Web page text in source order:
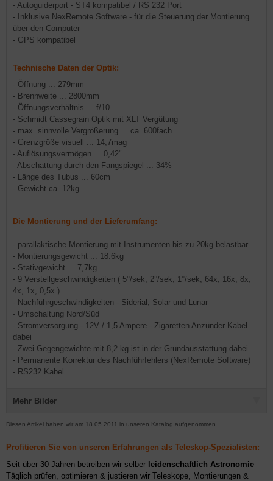
- Autoguiderport - ST4 kompatibel / RS 232 Port
- Inklusive NexRemote Software - für die Steuerung der Montierung
über den Computer
- GPS kompatibel
Technische Daten der Optik:
- Öffnung ... 279mm
- Brennweite ... 2800mm
- Öffnungsverhältnis ... f/10
- Schmidt Cassegrain Optik mit XLT Vergütung
- max. sinnvolle Vergrößerung ... ca. 600fach
- Grenzgröße visuell ... 14,7mag
- Auflösungsvermögen ... 0,42"
- Abschattung durch den Fangspiegel ... 34%
- Länge des Tubus ... 60cm
- Gewicht ca. 12kg
Die Montierung und der Lieferumfang:
- parallaktische Montierung mit Instrumenten bis zu 20kg belastbar
- Montierungsgewicht ... 18.6kg
- Stativgewicht ... 7,7kg
- 9 Verstellgeschwindigkeiten ( 5°/sek, 2°/sek, 1°/sek, 64x, 16x, 8x,
4x, 1x, 0,5x )
- Nachführgeschwindigkeiten - Siderial, Solar und Lunar
- Umschaltung Nord/Süd
- Stromversorgung - 12V / 1,5 Ampere - Zigaretten Anzünder Kabel
dabei
- Zwei Gegengewichte mit 8,2 kg ist in der Grundausstattung dabei
- Permanente Korrektur des Nachführfehlers (NexRemote Software)
- RS232 Kabel
Mehr Bilder
Diesen Artikel haben wir am 18.05.2011 in unseren Katalog aufgenommen.
Profitieren Sie von unseren Erfahrungen als Teleskop-Spezialisten:
Seit über 30 Jahren betreiben wir selber leidenschaftlich Astronomie
Täglich prüfen, optimieren & justieren wir Teleskope, Montierungen &